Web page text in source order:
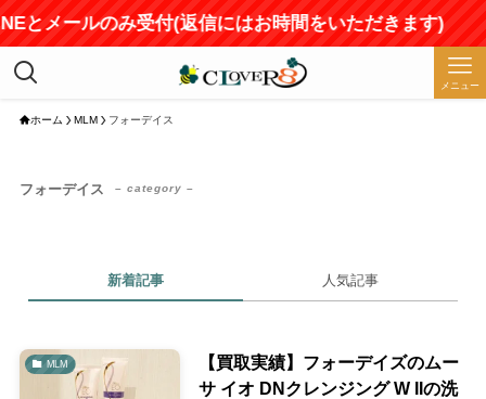
とメールのみ受付(返信にはお時間をいただきます)
メニュー
ホーム MLM フォーデイス
フォーデイス – category –
新着記事 人気記事
MLM
【買取実績】フォーデイズのムー
サ イオ DNクレンジング W IIの洗